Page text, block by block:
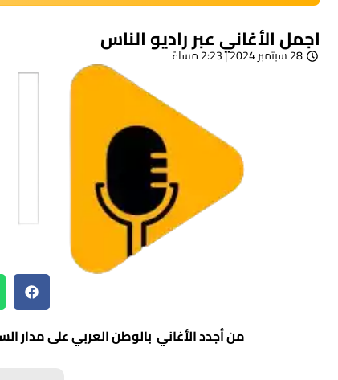
اجمل الأغاني عبر راديو الناس
28 سبتمبر 2024 | 2:23 مساءً
من أجدد الأغاني بالوطن العربي على مدار